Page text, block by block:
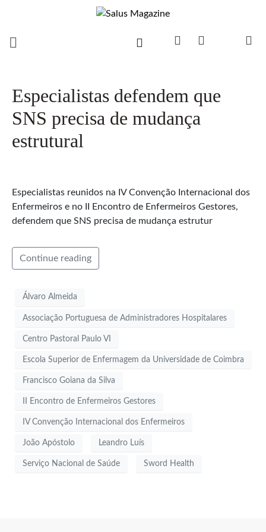
Especialistas defendem que
SNS precisa de mudança
estrutural
Especialistas reunidos na IV Convenção Internacional dos
Enfermeiros e no II Encontro de Enfermeiros Gestores,
defendem que SNS precisa de mudança estrutur
Continue reading
Álvaro Almeida
Associação Portuguesa de Administradores Hospitalares
Centro Pastoral Paulo VI
Escola Superior de Enfermagem da Universidade de Coimbra
Francisco Goiana da Silva
II Encontro de Enfermeiros Gestores
IV Convenção Internacional dos Enfermeiros
João Apóstolo Leandro Luís
Serviço Nacional de Saúde Sword Health